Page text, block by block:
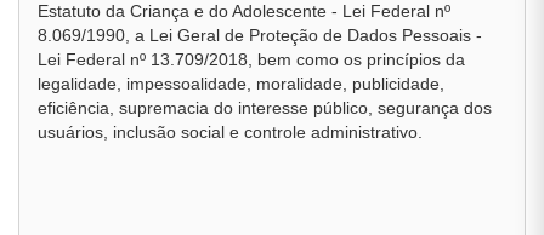
Estatuto da Criança e do Adolescente - Lei Federal nº
8.069/1990, a Lei Geral de Proteção de Dados Pessoais -
Lei Federal nº 13.709/2018, bem como os princípios da
legalidade, impessoalidade, moralidade, publicidade,
eficiência, supremacia do interesse público, segurança dos
usuários, inclusão social e controle administrativo.